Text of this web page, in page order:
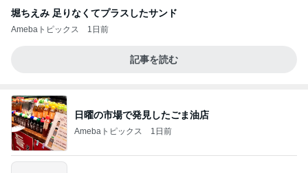
堀ちえみ 足りなくてプラスしたサンド
Amebaトピックス 1日前
記事を読む
日曜の市場で発見したごま油店
Amebaトピックス 1日前